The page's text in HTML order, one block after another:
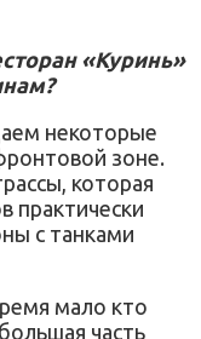
«Куринь»
некоторые
зоне.
которая
практически
с танками
мало кто
часть